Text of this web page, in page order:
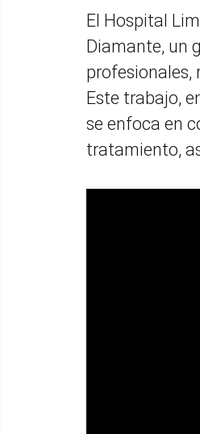
El Hospital
Diamante, un
profesionales,
Este trabajo,
se enfoca en
tratamiento,